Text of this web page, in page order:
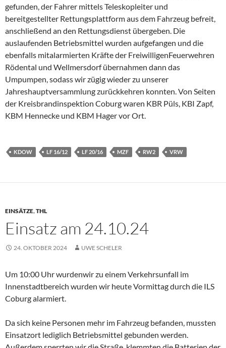
gefunden, der Fahrer mittels Teleskopleiter und
bereitgestellter Rettungsplattform aus dem Fahrzeug befreit,
anschließend an den Rettungsdienst übergeben. Die
auslaufenden Betriebsmittel wurden aufgefangen und die
ebenfalls mitalarmierten Kräfte der FreiwilligenFeuerwehren
Rödental und Wellmersdorf übernahmen dann das
Umpumpen, sodass wir zügig wieder zu unserer
Jahreshauptversammlung zurückkehren konnten. Von Seiten
der Kreisbrandinspektion Coburg waren KBR Püls, KBI Zapf,
KBM Hennecke und KBM Hager vor Ort.
KDOW LF 16/12 LF 20/16 MZF RW2 VRW
EINSÄTZE,THL
Einsatz am 24.10.24
24. OKTOBER 2024 UWE SCHELER
Um 10:00 Uhr wurdenwir zu einem Verkehrsunfall im
Innenstadtbereich wurden wir heute Vormittag durch die ILS
Coburg alarmiert.
Da sich keine Personen mehr im Fahrzeug befanden, mussten
Einsatzort lediglich Betriebsmittel gebunden werden.